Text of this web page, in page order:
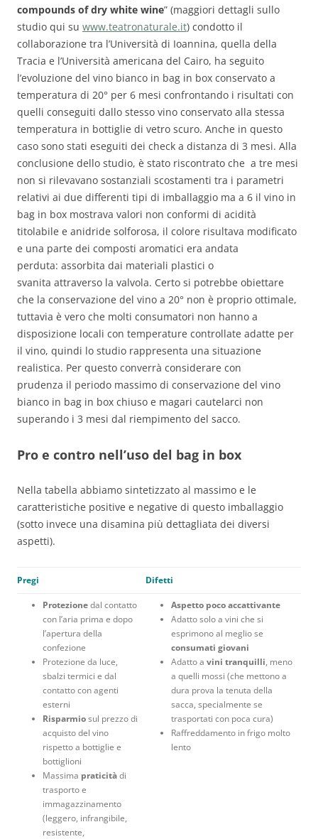
compounds of dry white wine” (maggiori dettagli sullo
studio qui su www.teatronaturale.it) condotto il
collaborazione tra l’Università di Ioannina, quella della
Tracia e l’Università americana del Cairo, ha seguito
l’evoluzione del vino bianco in bag in box conservato a
temperatura di 20° per 6 mesi confrontando i risultati con
quelli conseguiti dallo stesso vino conservato alla stessa
temperatura in bottiglie di vetro scuro. Anche in questo
caso sono stati eseguiti dei check a distanza di 3 mesi. Alla
conclusione dello studio, è stato riscontrato che a tre mesi
non si rilevavano sostanziali scostamenti tra i parametri
relativi ai due differenti tipi di imballaggio ma a 6 il vino in
bag in box mostrava valori non conformi di acidità
titolabile e anidride solforosa, il colore risultava modificato
e una parte dei composti aromatici era andata
perduta: assorbita dai materiali plastici o
svanita attraverso la valvola. Certo si potrebbe obiettare
che la conservazione del vino a 20° non è proprio ottimale,
tuttavia è vero che molti consumatori non hanno a
disposizione locali con temperature controllate adatte per
il vino, quindi lo studio rappresenta una situazione
realistica. Per questo converrà considerare con
prudenza il periodo massimo di conservazione del vino
bianco in bag in box chiuso e magari cautelarci non
superando i 3 mesi dal riempimento del sacco.
Pro e contro nell’uso del bag in box
Nella tabella abbiamo sintetizzato al massimo e le
caratteristiche positive e negative di questo imballaggio
(sotto invece una disamina più dettagliata dei diversi
aspetti).
Pregi Difetti
Protezionedal contatto
con l’aria prima e dopo
l’apertura della
confezione
Protezione da luce,
sbalzi termici e dal
contatto con agenti
esterni
Risparmiosul prezzo di
acquisto del vino
rispetto a bottiglie e
bottiglioni
Massima praticitàdi
trasporto e
immagazzinamento
(leggero, infrangibile,
resistente,
Aspetto poco accattivante
Adatto solo a vini che si
esprimono al meglio se
consumati giovani
Adatto a vini tranquilli, meno
a quelli mossi (che mettono a
dura prova la tenuta della
sacca, specialmente se
trasportati con poca cura)
Raffreddamento in frigo molto
lento